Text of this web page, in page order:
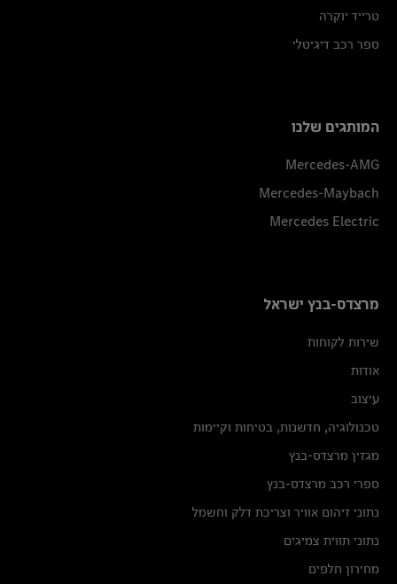
טרייד יוקרה
ספר רכב דיגיטלי
המותגים שלנו
Mercedes-AMG
Mercedes-Maybach
Mercedes Electric
מרצדס-בנץ ישראל
שירות לקוחות
אודות
עיצוב
טכנולוגיה, חדשנות, בטיחות וקיימות
מגזין מרצדס-בנץ
ספרי רכב מרצדס-בנץ
נתוני זיהום אוויר וצריכת דלק וחשמל
נתוני תווית צמיגים
מחירון חלפים